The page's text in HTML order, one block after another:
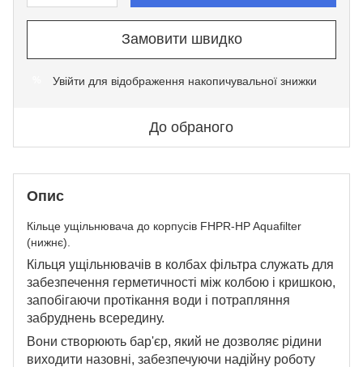
Замовити швидко
Увійти для відображення накопичувальної знижки
До обраного
Опис
Кільце ущільнювача до корпусів FHPR-HP Aquafilter
(нижнє).
Кільця ущільнювачів в колбах фільтра служать для
забезпечення герметичності між колбою і кришкою,
запобігаючи протікання води і потрапляння
забруднень всередину.
Вони створюють бар'єр, який не дозволяє рідини
виходити назовні, забезпечуючи надійну роботу